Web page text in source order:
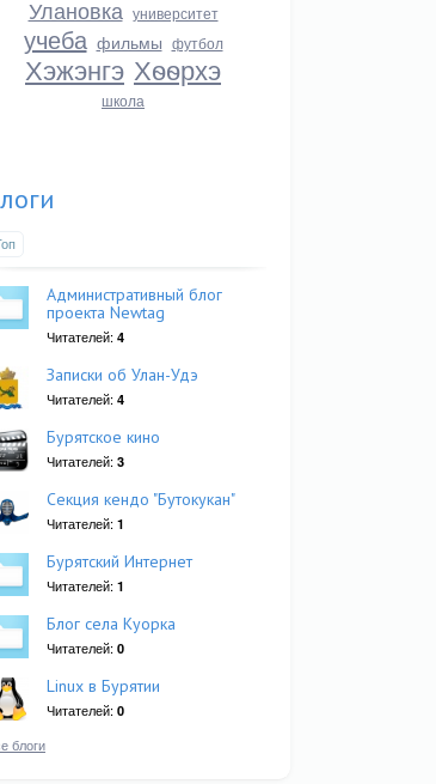
Улановка университет
учеба фильмы футбол
Хэжэнгэ Хѳѳрхэ
школа
Административный блог
проекта Newtag
Читателей: 4
Записки об Улан-Удэ
Читателей: 4
Бурятское кино
Читателей: 3
Секция кендо "Бутокукан"
Читателей: 1
Бурятский Интернет
Читателей: 1
Блог села Куорка
Читателей: 0
Linux в Бурятии
Читателей: 0
блоги